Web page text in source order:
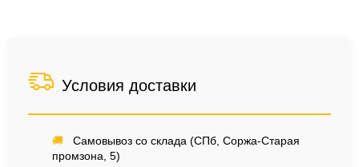
Условия доставки
🚚
Самовывоз со склада (СПб, Соржа-Старая
промзона, 5)